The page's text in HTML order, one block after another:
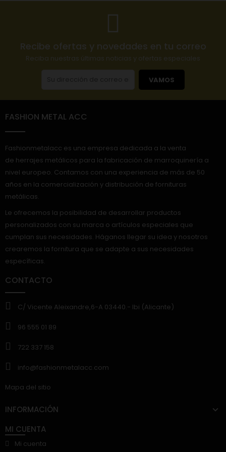
Recibe ofertas y novedades en tu correo
Reciba nuestras últimas noticias y ofertas especiales
VAMOS
FASHION METAL ACC
Fashionmetalacc es una empresa dedicada a la venta
de herrajes metálicos para la fabricación de marroquinería a
nivel europeo. Contamos con una experiencia de más de 50
años en la comercialización y distribución de fornituras
metálicas.
Le ofrecemos la posibilidad de desarrollar productos
personalizados con su marca o artículos especiales que
cumplan sus necesidades. Háganos llegar su idea y nosotros
crearemos la fornitura que se adapte a sus necesidades
específicas.
CONTACTO
C/ Vicente Aleixandre,6-A 03440.- Ibi (Alicante)
96 555 01 89
722 337 158
info@fashionmetalacc.com
Mapa del sitio
INFORMACIÓN
MI CUENTA
Mi cuenta